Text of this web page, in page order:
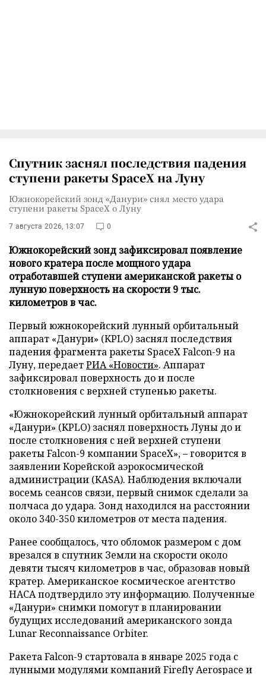
Спутник заснял последствия падения
ступени ракеты SpaceX на Луну
Южнокорейский зонд «Данури» снял место удара
ступени ракеты SpaceX о Луну
7 августа 2026, 13:07 0
Южнокорейский зонд зафиксировал появление
нового кратера после мощного удара
отработавшей ступени американской ракеты о
лунную поверхность на скорости 9 тыс.
километров в час.
Первый южнокорейский лунный орбитальный
аппарат «Данури» (KPLO) заснял последствия
падения фрагмента ракеты SpaceX Falcon-9 на
Луну, передаетРИА «Новости». Аппарат
зафиксировал поверхность до и после
столкновения с верхней ступенью ракеты.
«Южнокорейский лунный орбитальный аппарат
«Данури» (KPLO) заснял поверхность Луны до и
после столкновения с ней верхней ступени
ракеты Falcon-9 компании SpaceX», – говорится в
заявлении Корейской аэрокосмической
администрации (KASA). Наблюдения включали
восемь сеансов связи, первый снимок сделали за
полчаса до удара. Зонд находился на расстоянии
около 340-350 километров от места падения.
Ранее сообщалось, что обломок размером с дом
врезался в спутник Земли на скорости около
девяти тысяч километров в час, образовав новый
кратер. Американское космическое агентство
НАСА подтвердило эту информацию. Полученные
«Данури» снимки помогут в планировании
будущих исследований американского зонда
Lunar Reconnaissance Orbiter.
Ракета Falcon-9 стартовала в январе 2025 года с
лунными модулями компаний Firefly Aerospace и